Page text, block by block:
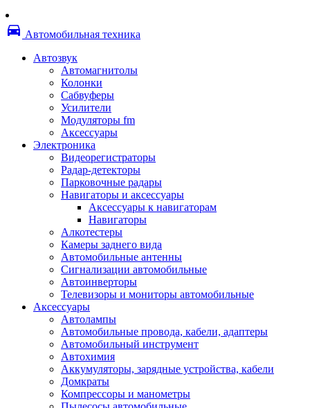
Снпч
Струйные оригинальные
Материалы для переплета
Запчасти и другие расходные материалы
Автоподатчики
Блоки лазера
(памперс)
Валы переноса заряда/магнитные валы
Валы резиновые/тефлоновые
Втулки/подшипники/бушинги
Девелоперы
Дозирущие лезвия
Другие зип
Кабели
Крышки
Лампы
Лотки, кассеты
Моторы/двигатели/редукторы
Платы форматирования
Ракели
Ролики/наборы роликов/насадки
Сервисные наборы
Смазки
directions_car Автомобильная техника
Автозвук
Автомагнитолы
Колонки
Сабвуферы
Усилители
Модуляторы fm
Аксессуары
Электроника
Видеорегистраторы
Радар-детекторы
Парковочные радары
Навигаторы и аксессуары
Аксессуары к навигаторам
Навигаторы
Алкотестеры
Камеры заднего вида
Автомобильные антенны
Сигнализации автомобильные
Автоинверторы
Телевизоры и мониторы автомобильные
Аксессуары
Автолампы
Автомобильные провода, кабели, адаптеры
Автомобильный инструмент
Автохимия
Аккумуляторы, зарядные устройства, кабели
Домкраты
Компрессоры и манометры